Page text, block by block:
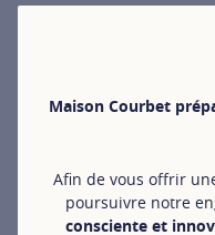
Maison Courbet
Afin de vous offrir
poursuivre notre
consciente et